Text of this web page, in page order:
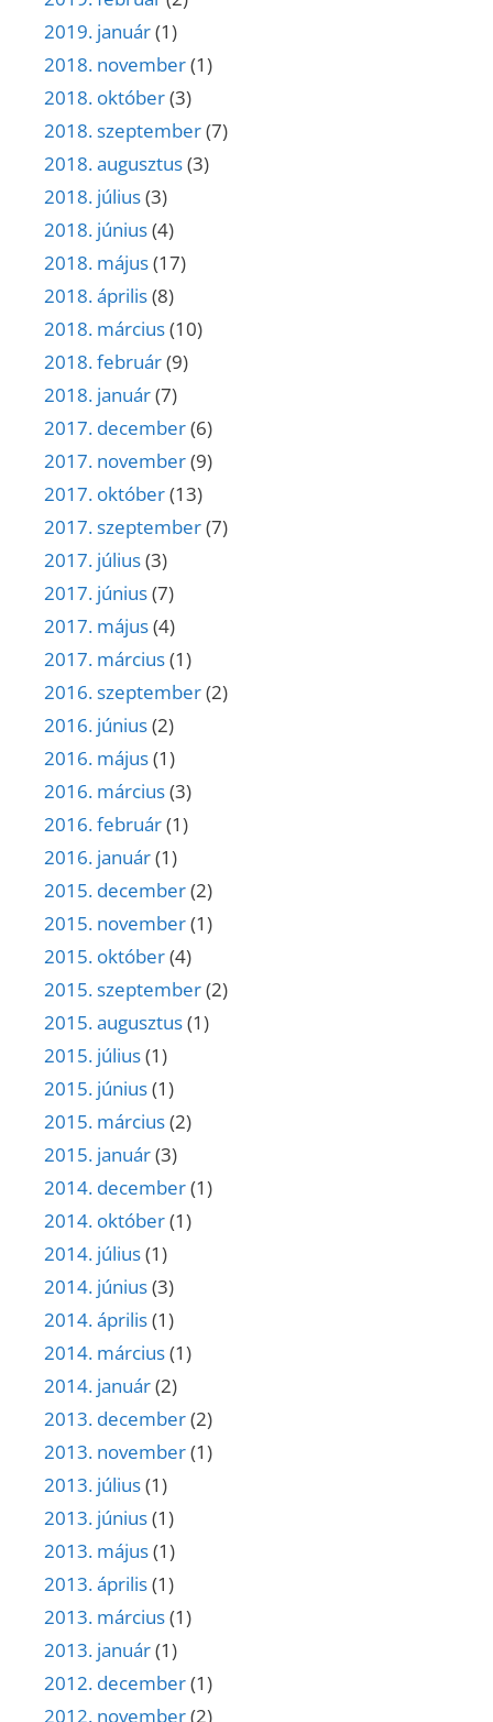
2019. január(1)
2018. november(1)
2018. október(3)
2018. szeptember(7)
2018. augusztus(3)
2018. július(3)
2018. június(4)
2018. május(17)
2018. április(8)
2018. március(10)
2018. február(9)
2018. január(7)
2017. december(6)
2017. november(9)
2017. október(13)
2017. szeptember(7)
2017. július(3)
2017. június(7)
2017. május(4)
2017. március(1)
2016. szeptember(2)
2016. június(2)
2016. május(1)
2016. március(3)
2016. február(1)
2016. január(1)
2015. december(2)
2015. november(1)
2015. október(4)
2015. szeptember(2)
2015. augusztus(1)
2015. július(1)
2015. június(1)
2015. március(2)
2015. január(3)
2014. december(1)
2014. október(1)
2014. július(1)
2014. június(3)
2014. április(1)
2014. március(1)
2014. január(2)
2013. december(2)
2013. november(1)
2013. július(1)
2013. június(1)
2013. május(1)
2013. április(1)
2013. március(1)
2013. január(1)
2012. december(1)
2012. november(2)